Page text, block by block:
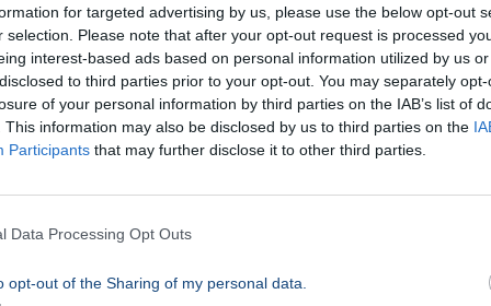
for targeted advertising by us, please use the below opt-out
selection. Please note that after your opt-out request is processed
interest-based ads based on personal information utilized by us
to third parties prior to your opt-out. You may separately
of your personal information by third parties on the IAB’s list of
This information may also be disclosed by us to third parties on the
Participants that may further disclose it to other third parties.
Data Processing Opt Outs
opt-out of the Sharing of my personal data.
ha a platformok el akarják kerülni a
Gyermekvédelem